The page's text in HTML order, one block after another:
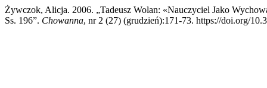
Żywczok, Alicja. 2006. „Tadeusz Wolan: «Nauczyciel Jako
Ss. 196”. Chowanna, nr 2 (27) (grudzień):171-73. https://doi.org/